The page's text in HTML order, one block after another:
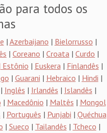
para todos os
| Azerbaijano | Bielorrusso |
| Coreano | Croata | Curdo |
Estônio | Euskera| Finlandês |
| Guarani | Hebraico | Hindi |
| Inglês | Irlandês | Islandês |
| Macedônio | Maltês | Mongol
| Português | Punjabi | Quéchua
| Sueco | Tailandês | Tcheco |